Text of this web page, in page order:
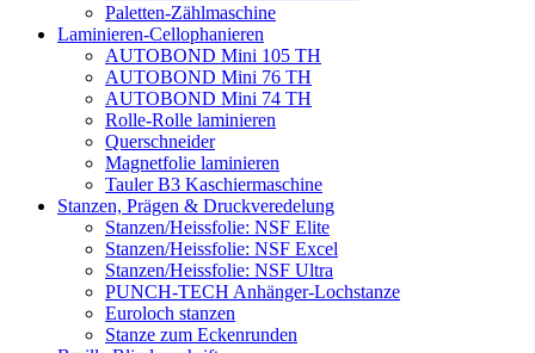
Paletten-Zählmaschine
Laminieren-Cellophanieren
AUTOBOND Mini 105 TH
AUTOBOND Mini 76 TH
AUTOBOND Mini 74 TH
Rolle-Rolle laminieren
Querschneider
Magnetfolie laminieren
Tauler B3 Kaschiermaschine
Stanzen, Prägen & Druckveredelung
Stanzen/Heissfolie: NSF Elite
Stanzen/Heissfolie: NSF Excel
Stanzen/Heissfolie: NSF Ultra
PUNCH-TECH Anhänger-Lochstanze
Euroloch stanzen
Stanze zum Eckenrunden